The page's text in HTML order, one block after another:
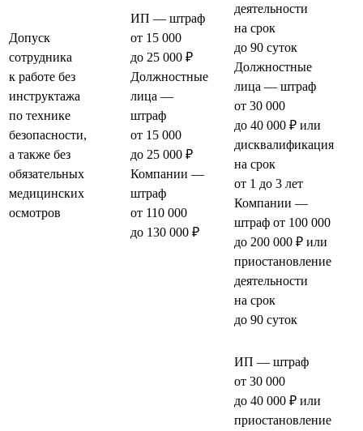
Допуск
сотрудника
к работе без
инструктажа
по технике
безопасности,
а также без
обязательных
медицинских
осмотров
ИП — штраф
от 15 000
до 25 000 ₽
Должностные
лица —
штраф
от 15 000
до 25 000 ₽
Компании —
штраф
от 110 000
до 130 000 ₽
деятельности
на срок
до 90 суток
Должностные
лица — штраф
от 30 000
до 40 000 ₽ или
дисквалификация
на срок
от 1 до 3 лет
Компании —
штраф от 100 000
до 200 000 ₽ или
приостановление
деятельности
на срок
до 90 суток
ИП — штраф
от 30 000
до 40 000 ₽ или
приостановление